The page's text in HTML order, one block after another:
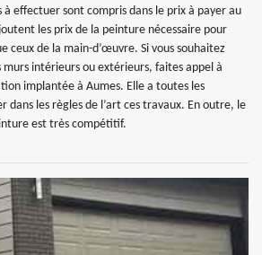
effectuer sont compris dans le prix à payer au
les prix de la peinture nécessaire pour
ceux de la main-d’œuvre. Si vous souhaitez
murs intérieurs ou extérieurs, faites appel à
implantée à Aumes. Elle a toutes les
dans les règles de l’art ces travaux. En outre, le
est très compétitif.